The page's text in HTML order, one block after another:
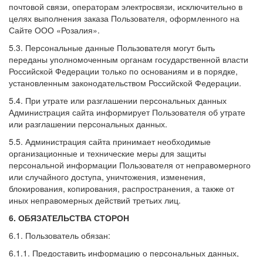
почтовой связи, операторам электросвязи, исключительно в
целях выполнения заказа Пользователя, оформленного на
Сайте ООО «Розалия».
5.3. Персональные данные Пользователя могут быть
переданы уполномоченным органам государственной власти
Российской Федерации только по основаниям и в порядке,
установленным законодательством Российской Федерации.
5.4. При утрате или разглашении персональных данных
Администрация сайта информирует Пользователя об утрате
или разглашении персональных данных.
5.5. Администрация сайта принимает необходимые
организационные и технические меры для защиты
персональной информации Пользователя от неправомерного
или случайного доступа, уничтожения, изменения,
блокирования, копирования, распространения, а также от
иных неправомерных действий третьих лиц.
6. ОБЯЗАТЕЛЬСТВА СТОРОН
6.1. Пользователь обязан:
6.1.1. Предоставить информацию о персональных данных,